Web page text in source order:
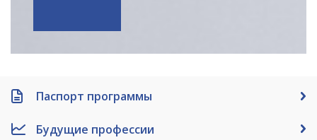
Паспорт программы
Будущие профессии